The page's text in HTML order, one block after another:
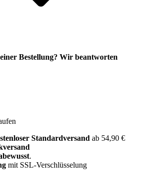
Bestellung? Wir beantworten
Standardversand ab 54,90 €
.
mit SSL-Verschlüsselung